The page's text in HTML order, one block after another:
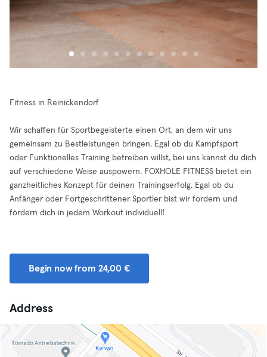
Fitness in Reinickendorf
Wir schaffen für Sportbegeisterte einen Ort, an dem wir uns
gemeinsam zu Bestleistungen bringen. Egal ob du Kampfsport
oder Funktionelles Training betreiben willst, bei uns kannst du dich
auf verschiedene Weise auspowern. FOXHOLE FITNESS bietet ein
ganzheitliches Konzept für deinen Trainingserfolg. Egal ob du
Anfänger oder Fortgeschrittener Sportler bist wir fordern und
fördern dich in jedem Workout individuell!
Begin now from 24,00 €
Address